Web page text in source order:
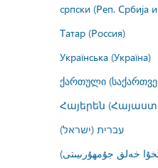
српски (Реп. Србија
Татар (Россия)
Українська (Україна)
ქართული
Հայերեն
עברית (ישראל)
خەلق جۇمھۇرىيىتى)